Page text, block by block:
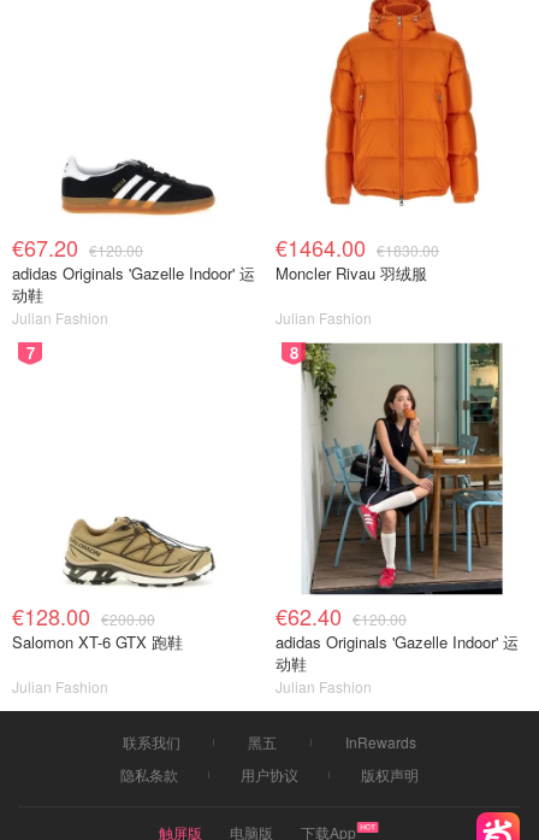
€67.20 €120.00
adidas Originals 'Gazelle Indoor' 运
动鞋
Julian Fashion
€1464.00 €1830.00
Moncler Rivau 羽绒服
Julian Fashion
7
€128.00 €200.00
Salomon XT-6 GTX 跑鞋
Julian Fashion
8
€62.40 €120.00
adidas Originals 'Gazelle Indoor' 运
动鞋
Julian Fashion
联系我们 黑五
InRewards
隐私条款
用户协议 版权声明
触屏版 电脑版 下载App